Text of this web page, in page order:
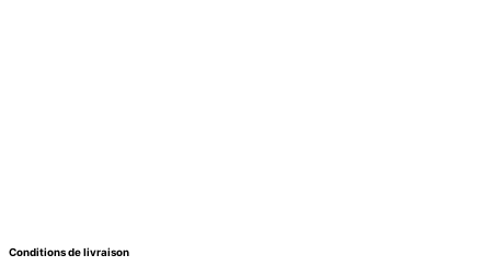
Conditions de livraison